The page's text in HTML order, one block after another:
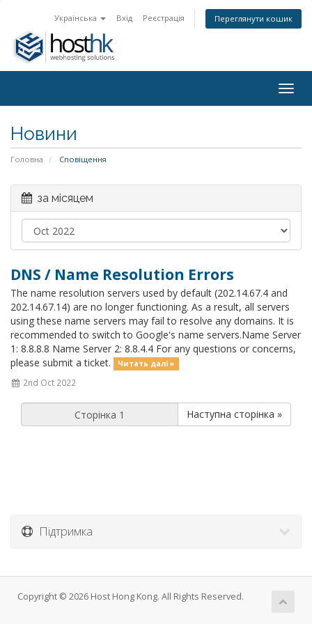
Українська Вхід Реєстрація Переглянути кошик
Новини
Головна Сповіщення
за місяцем
DNS / Name Resolution Errors
The name resolution servers used by default (202.14.67.4 and
202.14.67.14) are no longer functioning. As a result, all servers
using these name servers may fail to resolve any domains. It is
recommended to switch to Google's name servers.Name Server
1: 8.8.8.8 Name Server 2: 8.8.4.4 For any questions or concerns,
please submit a ticket.
Читать далі »
2nd Oct 2022
Наступна сторінка »
Підтримка
Copyright © 2026 Host Hong Kong. All Rights Reserved.